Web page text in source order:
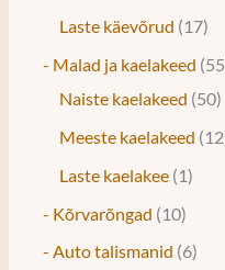
Laste käevõrud
17
- Malad ja kaelakeed 55
Naiste kaelakeed 50
Meeste kaelakeed
12
Laste kaelakee 1
- Kõrvarõngad
10
- Auto talismanid 6